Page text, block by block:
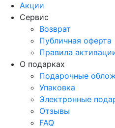
Акции
Сервис
Возврат
Публичная оферта
Правила
О подарках
Подарочные
Упаковка
Электронные
Отзывы
FAQ